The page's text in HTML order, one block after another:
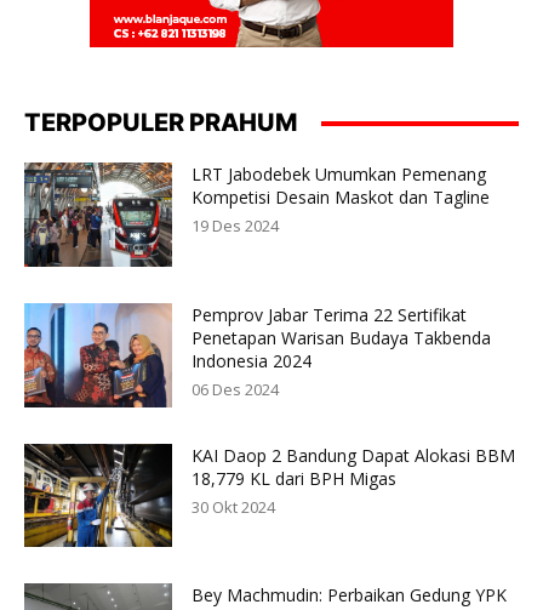
TERPOPULER PRAHUM
LRT Jabodebek Umumkan Pemenang
Kompetisi Desain Maskot dan Tagline
19 Des 2024
Pemprov Jabar Terima 22 Sertifikat
Penetapan Warisan Budaya Takbenda
Indonesia 2024
06 Des 2024
KAI Daop 2 Bandung Dapat Alokasi BBM
18,779 KL dari BPH Migas
30 Okt 2024
Bey Machmudin: Perbaikan Gedung YPK